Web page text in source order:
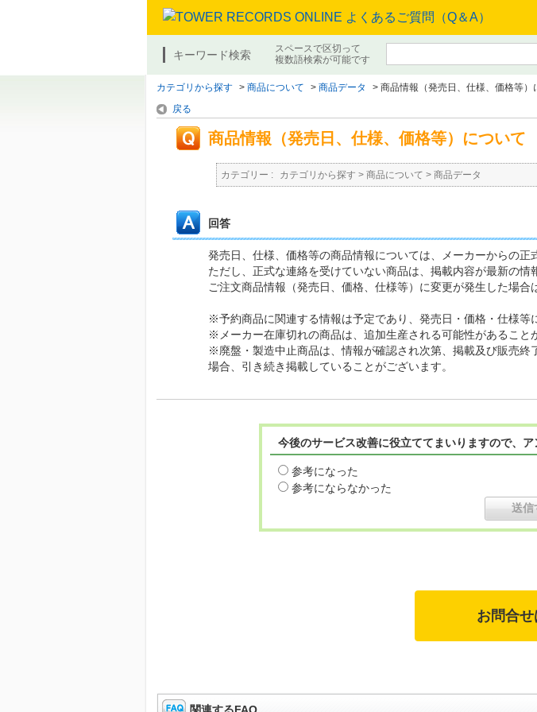
キーワード検索
スペースで区切って
複数語検索が可能です
カテゴリから探す > 商品について > 商品データ > 商品情報（発売日、仕様、価格等）
戻る
商品情報（発売日、仕様、価格等）について
カテゴリー : カテゴリから探す > 商品について > 商品データ
回答
発売日、仕様、価格等の商品情報については、メーカーからの正
ただし、正式な連絡を受けていない商品は、掲載内容が最新の情
ご注文商品情報（発売日、価格、仕様等）に変更が発生した場
※予約商品に関連する情報は予定であり、発売日・価格・仕様等
※メーカー在庫切れの商品は、追加生産される可能性があること
※廃盤・製造中止商品は、情報が確認され次第、掲載及び販売
場合、引き続き掲載していることがございます。
今後のサービス改善に役立ててまいりますので、
参考になった
参考にならなかった
お問合